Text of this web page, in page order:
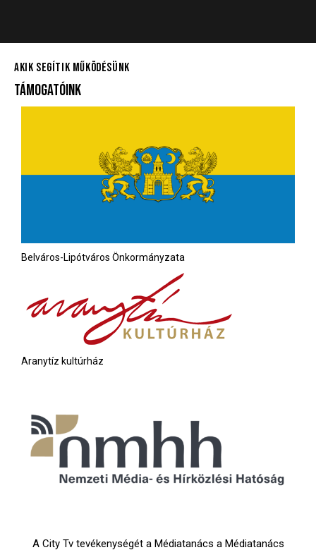
AKIK SEGÍTIK MŰKÖDÉSÜNK
TÁMOGATÓINK
Belváros-Lipótváros Önkormányzata
Aranytíz kultúrház
A City Tv tevékenységét a Médiatanács a Médiatanács